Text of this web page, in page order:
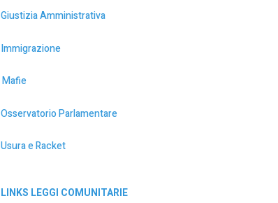
Giustizia Amministrativa
Immigrazione
Mafie
Osservatorio Parlamentare
Usura e Racket
LINKS LEGGI COMUNITARIE